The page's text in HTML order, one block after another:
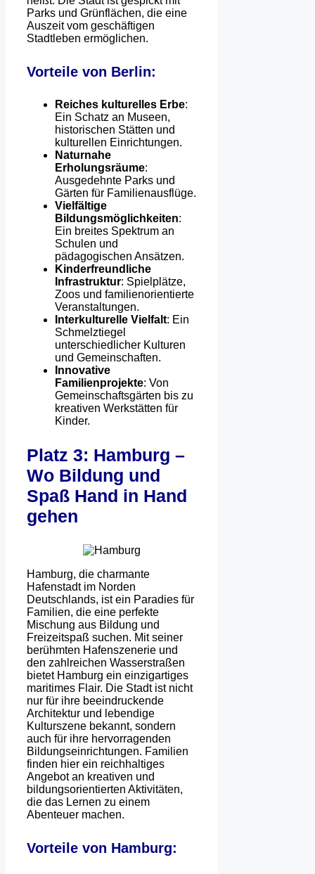
Parks und Grünflächen, die eine
Auszeit vom geschäftigen
Stadtleben ermöglichen.
Vorteile von Berlin:
Reiches kulturelles Erbe:
Ein Schatz an Museen,
historischen Stätten und
kulturellen Einrichtungen.
Naturnahe
Erholungsräume:
Ausgedehnte Parks und
Gärten für Familienausflüge.
Vielfältige
Bildungsmöglichkeiten:
Ein breites Spektrum an
Schulen und
pädagogischen Ansätzen.
Kinderfreundliche
Infrastruktur: Spielplätze,
Zoos und familienorientierte
Veranstaltungen.
Interkulturelle Vielfalt: Ein
Schmelztiegel
unterschiedlicher Kulturen
und Gemeinschaften.
Innovative
Familienprojekte: Von
Gemeinschaftsgärten bis zu
kreativen Werkstätten für
Kinder.
Platz 3: Hamburg –
Wo Bildung und
Spaß Hand in Hand
gehen
Hamburg, die charmante
Hafenstadt im Norden
Deutschlands, ist ein Paradies für
Familien, die eine perfekte
Mischung aus Bildung und
Freizeitspaß suchen. Mit seiner
berühmten Hafenszenerie und
den zahlreichen Wasserstraßen
bietet Hamburg ein einzigartiges
maritimes Flair. Die Stadt ist nicht
nur für ihre beeindruckende
Architektur und lebendige
Kulturszene bekannt, sondern
auch für ihre hervorragenden
Bildungseinrichtungen. Familien
finden hier ein reichhaltiges
Angebot an kreativen und
bildungsorientierten Aktivitäten,
die das Lernen zu einem
Abenteuer machen.
Vorteile von Hamburg: